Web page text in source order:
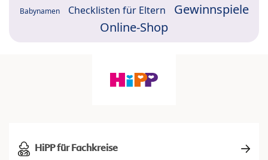
Babynamen Checklisten für Eltern
Gewinnspiele
Online-Shop
HiPP für Fachkreise